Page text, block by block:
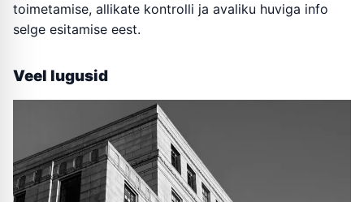
toimetamise, allikate kontrolli ja avaliku huviga info
selge esitamise eest.
Veel lugusid